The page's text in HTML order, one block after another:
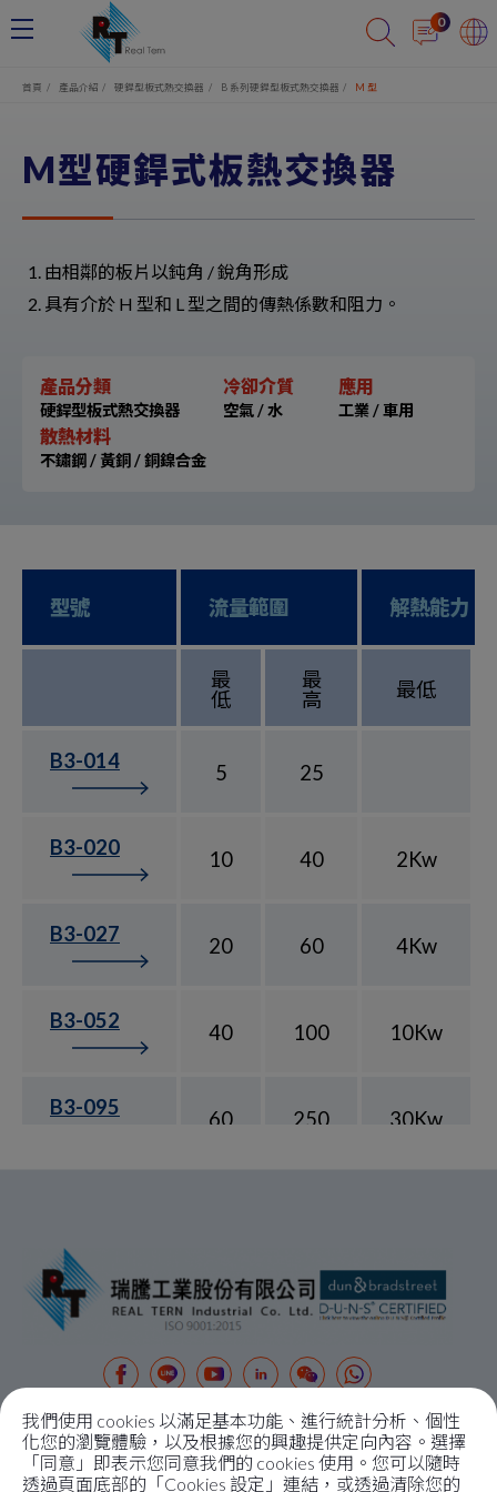
0
首頁 產品介紹 硬銲型板式熱交換器 B 系列硬銲型板式熱交換器 M 型
M型硬銲式板熱交換器
由相鄰的板片以鈍角 / 銳角形成
具有介於 H 型和 L 型之間的傳熱係數和阻力。
產品分類
硬銲型板式熱交換器
冷卻介質
空氣 / 水
應用
工業 / 車用
散熱材料
不鏽鋼 / 黃銅 / 銅鎳合金
型號 流量範圍 解熱能力
最
低
最
高
最低
B3-014 5 25
B3-020 10 40 2Kw
B3-027 20 60 4Kw
B3-052 40 100 10Kw
B3-095 60 250 30Kw
關於瑞騰
關於我們
Cookie管理面板
我們使用 cookies 以滿足基本功能、進行統計分析、個性
化您的瀏覽體驗，以及根據您的興趣提供定向內容。選擇
「同意」即表示您同意我們的 cookies 使用。您可以隨時
透過頁面底部的「Cookies 設定」連結，或透過清除您的